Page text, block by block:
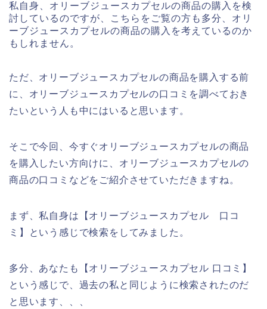
私自身、オリーブジュースカプセルの商品の購入を検
討しているのですが、こちらをご覧の方も多分、オリ
ーブジュースカプセルの商品の購入を考えているのか
もしれません。
ただ、オリーブジュースカプセルの商品を購入する前
に、オリーブジュースカプセルの口コミを調べておき
たいという人も中にはいると思います。
そこで今回、今すぐオリーブジュースカプセルの商品
を購入したい方向けに、オリーブジュースカプセルの
商品の口コミなどをご紹介させていただきますね。
まず、私自身は【オリーブジュースカプセル 口コ
ミ】という感じで検索をしてみました。
多分、あなたも【オリーブジュースカプセル 口コミ】
という感じで、過去の私と同じように検索されたのだ
と思います、、、